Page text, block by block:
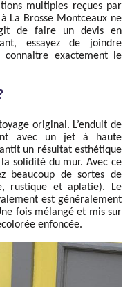
multiples reçues par
à La Brosse Montceaux ne
de faire un devis en
essayez de joindre
connaitre exactement le
original. L’enduit de
avec un jet à haute
un résultat esthétique
solidité du mur. Avec ce
beaucoup de sortes de
rustique et aplatie). Le
est généralement
fois mélangé et mis sur
enfoncée.